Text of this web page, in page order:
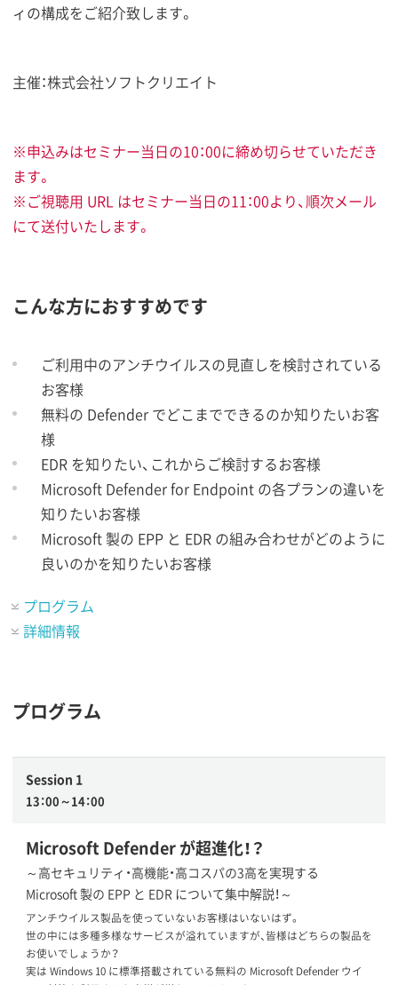
ィの構成をご紹介致します。
主催：株式会社ソフトクリエイト
※申込みはセミナー当日の10：00に締め切らせていただき
ます。
※ご視聴用 URL はセミナー当日の11：00より、順次メール
にて送付いたします。
こんな方におすすめです
ご利用中のアンチウイルスの見直しを検討されている
お客様
無料の Defender でどこまでできるのか知りたいお客
様
EDR を知りたい、これからご検討するお客様
Microsoft Defender for Endpoint の各プランの違いを
知りたいお客様
Microsoft 製の EPP と EDR の組み合わせがどのように
良いのかを知りたいお客様
プログラム
詳細情報
プログラム
Session 1
13：00～14：00
Microsoft Defender が超進化！？​
～高セキュリティ・高機能・高コスパの3高を実現する
Microsoft 製の EPP と EDR について集中解説！～
アンチウイルス製品を使っていないお客様はいないはず。
世の中には多種多様なサービスが溢れていますが、皆様はどちらの製品を
お使いでしょうか？
実は Windows 10 に標準搭載されている無料の Microsoft Defender ウイ